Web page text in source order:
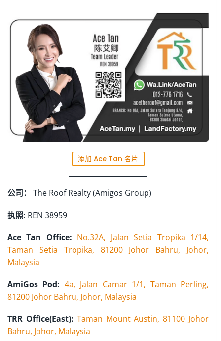
添加 Ace Tan 名片
公司： The Roof Realty (Amigos Group)
执照: REN 38959
Ace Tan Office: No.32A, Jalan Setia Tropika 1/14,
Taman Setia Tropika, 81200 Johor Bahru, Johor,
Malaysia
AmiGos Pod: 4a, Jalan Camar 1/1, Taman Perling,
81200 Johor Bahru, Johor, Malaysia
TRR Office(East): Taman Mount Austin, 81100 Johor
Bahru, Johor, Malaysia